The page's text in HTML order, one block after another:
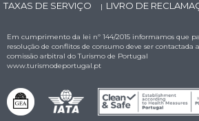
TAXAS DE SERVIÇO | LIVRO DE
Em cumprimento da lei nº 144/2015 informamos que
resolução de conflitos de consumo deve ser contactada a
comissão arbitral do Turismo de Portugal
www.turismodeportugal.pt